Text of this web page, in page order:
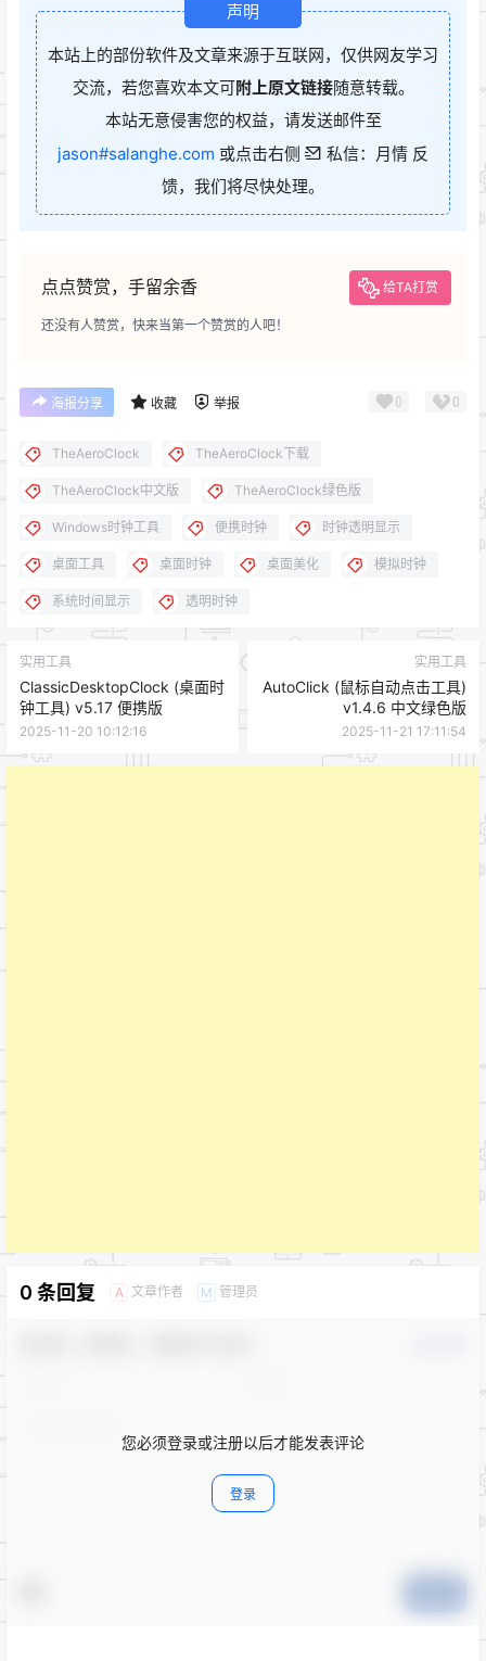
声明
本站上的部份软件及文章来源于互联网，仅供网友学习
交流，若您喜欢本文可附上原文链接随意转载。
本站无意侵害您的权益，请发送邮件至
jason#salanghe.com 或点击右侧
私信：月情 反
馈，我们将尽快处理。
点点赞赏，手留余香 给TA打赏
还没有人赞赏，快来当第一个赞赏的人吧！
海报分享 收藏 举报 0 0
TheAeroClock TheAeroClock下载
TheAeroClock中文版 TheAeroClock绿色版
Windows时钟工具 便携时钟 时钟透明显示
桌面工具 桌面时钟 桌面美化 模拟时钟
系统时间显示 透明时钟
实用工具
ClassicDesktopClock (桌面时
钟工具) v5.17 便携版
2025-11-20 10:12:16
实用工具
AutoClick (鼠标自动点击工具)
v1.4.6 中文绿色版
2025-11-21 17:11:54
0 条回复 A 文章作者 M 管理员
您必须登录或注册以后才能发表评论
登录